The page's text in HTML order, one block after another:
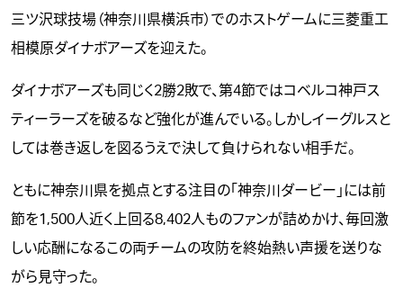
三ツ沢球技場（神奈川県横浜市）でのホストゲームに三菱重工
相模原ダイナボアーズを迎えた。
ダイナボアーズも同じく2勝2敗で、第4節ではコベルコ神戸ス
ティーラーズを破るなど強化が進んでいる。しかしイーグルスと
しては巻き返しを図るうえで決して負けられない相手だ。
ともに神奈川県を拠点とする注目の「神奈川ダービー」には前
節を1,500人近く上回る8,402人ものファンが詰めかけ、毎回激
しい応酬になるこの両チームの攻防を終始熱い声援を送りな
がら見守った。